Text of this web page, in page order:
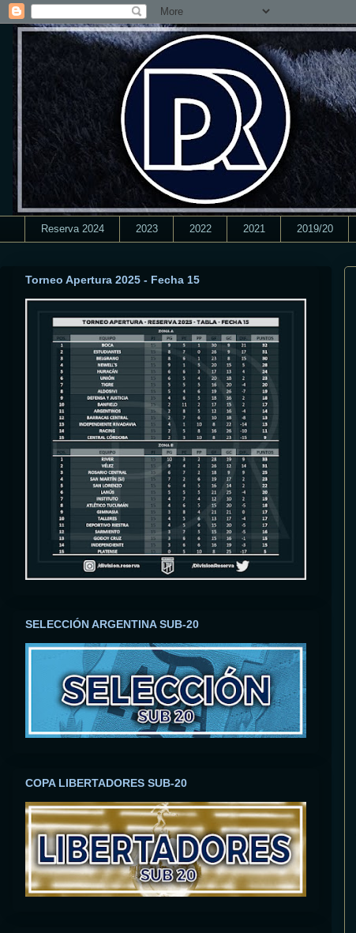
Reserva 2024 2023 2022 2021 2019/20
Torneo Apertura 2025 - Fecha 15
SELECCIÓN ARGENTINA SUB-20
COPA LIBERTADORES SUB-20